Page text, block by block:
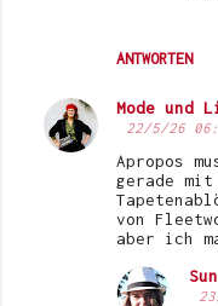
ANTWORTEN
Mode und
22/5/26
Apropos
gerade mit
von
aber ich